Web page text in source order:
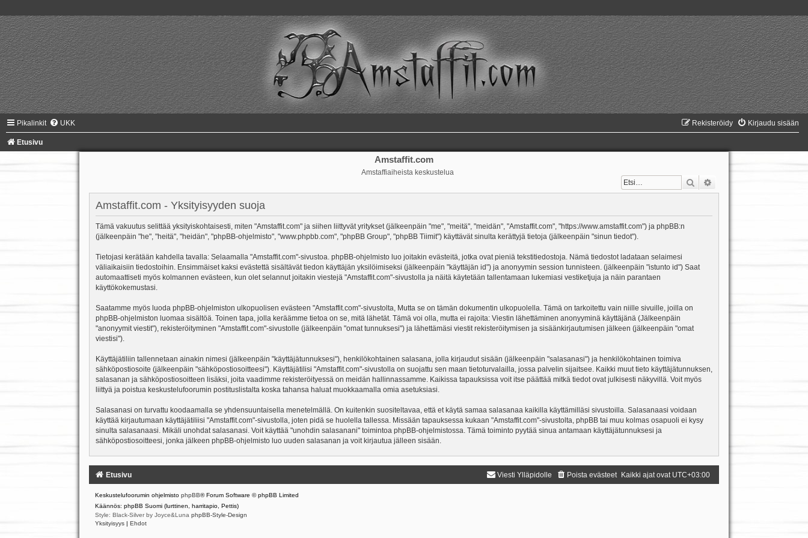
Pikalinkit UKK Kirjaudu sisään
Rekisteröidy
Etusivu
Amstaffit.com
Amstaffiaiheista keskustelua
Etsi
Amstaffit.com - Yksityisyyden suoja
Tämä vakuutus selittää yksityiskohtaisesti, miten "Amstaffit.com" ja siihen liittyvät yritykset (jälkeenpäin "me", "meitä", "meidän", "Amstaffit.com", "https://www.amstaffit.com") ja phpBB:n
(jälkeenpäin "he", "heitä", "heidän", "phpBB-ohjelmisto", "www.phpbb.com", "phpBB Group", "phpBB Tiimit") käyttävät sinulta kerättyjä tietoja (jälkeenpäin "sinun tiedot").
Tietojasi kerätään kahdella tavalla: Selaamalla "Amstaffit.com"-sivustoa. phpBB-ohjelmisto luo joitakin evästeitä, jotka ovat pieniä tekstitiedostoja. Nämä tiedostot ladataan selaimesi
väliaikaisiin tiedostoihin. Ensimmäiset kaksi evästettä sisältävät tiedon käyttäjän yksilöimiseksi (jälkeenpäin "käyttäjän id") ja anonyymin session tunnisteen. (jälkeenpäin "istunto id") Saat
automaattiseti myös kolmannen evästeen, kun olet selannut joitakin viestejä "Amstaffit.com"-sivustolla ja näitä käytetään tallentamaan lukemiasi vestiketjuja ja näin parantaen
käyttökokemustasi.
Saatamme myös luoda phpBB-ohjelmiston ulkopuolisen evästeen "Amstaffit.com"-sivustolta, Mutta se on tämän dokumentin ulkopuolella. Tämä on tarkoitettu vain niille sivuille, joilla on
phpBB-ohjelmiston luomaa sisältöä. Toinen tapa, jolla keräämme tietoa on se, mitä lähetät. Tämä voi olla, mutta ei rajoita: Viestin lähettäminen anonyyminä käyttäjänä (Jälkeenpäin
"anonyymit viestit"), rekisteröityminen "Amstaffit.com"-sivustolle (jälkeenpäin "omat tunnuksesi") ja lähettämäsi viestit rekisteröitymisen ja sisäänkirjautumisen jälkeen (jälkeenpäin "omat
viestisi").
Käyttäjätiliin tallennetaan ainakin nimesi (jälkeenpäin "käyttäjätunnuksesi"), henkilökohtainen salasana, jolla kirjaudut sisään (jälkeenpäin "salasanasi") ja henkilökohtainen toimiva
sähköpostiosoite (jälkeenpäin "sähköpostiosoitteesi"). Käyttäjätilisi "Amstaffit.com"-sivustolla on suojattu sen maan tietoturvalailla, jossa palvelin sijaitsee. Kaikki muut tieto käyttäjätunnuksen,
salasanan ja sähköpostiosoitteen lisäksi, joita vaadimme rekisteröityessä on meidän hallinnassamme. Kaikissa tapauksissa voit itse päättää mitkä tiedot ovat julkisesti näkyvillä. Voit myös
liittyä ja poistua keskustelufoorumin postituslistalta koska tahansa haluat muokkaamalla omia asetuksiasi.
Salasanasi on turvattu koodaamalla se yhdensuuntaisella menetelmällä. On kuitenkin suositeltavaa, että et käytä samaa salasanaa kaikilla käyttämilläsi sivustoilla. Salasanaasi voidaan
käyttää kirjautumaan käyttäjätiliisi "Amstaffit.com"-sivustolla, joten pidä se huolella tallessa. Missään tapauksessa kukaan "Amstaffit.com"-sivustolta, phpBB tai muu kolmas osapuoli ei kysy
sinulta salasanaasi. Mikäli unohdat salasanasi. Voit käyttää "unohdin salasanani" toimintoa phpBB-ohjelmistossa. Tämä toiminto pyytää sinua antamaan käyttäjätunnuksesi ja
sähköpostiosoitteesi, jonka jälkeen phpBB-ohjelmisto luo uuden salasanan ja voit kirjautua jälleen sisään.
Etusivu Kaikki ajat ovat UTC+03:00
Poista evästeet
Viesti Ylläpidolle
Keskustelufoorumin ohjelmisto phpBB® Forum Software © phpBB Limited
Käännös: phpBB Suomi (lurttinen, harritapio, Pettis)
Style: Black-Silver by Joyce&Luna phpBB-Style-Design
Yksityisyys | Ehdot